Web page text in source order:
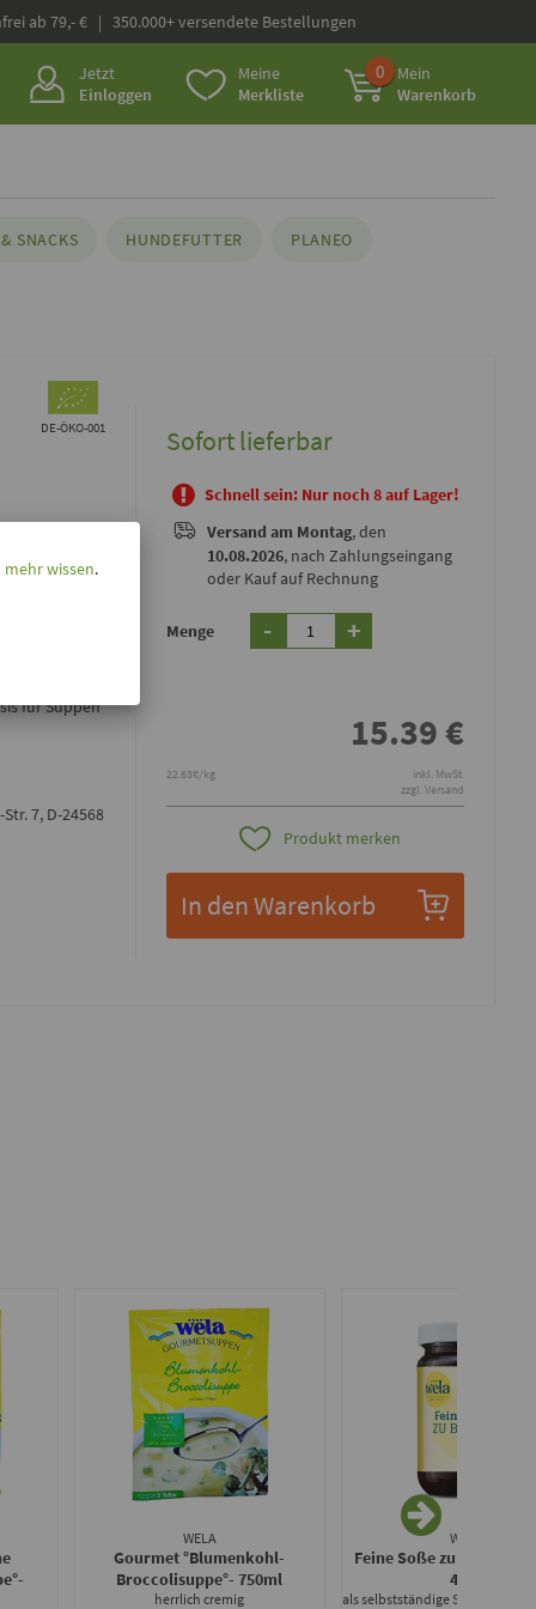
ab 79,- € | 350.000+ versendete Bestellungen
Jetzt
Einloggen
Meine
Merkliste
0
Mein
Warenkorb
SNACKS HUNDEFUTTER PLANEO
DE-ÖKO-001
für Suppen
7, D-24568
Sofort lieferbar
Schnell sein: Nur noch 8 auf Lager!
Versand am Montag, den
10.08.2026, nach Zahlungseingang
oder Kauf auf Rechnung
Menge - +
15.39€
22.63€/kg
inkl. MwSt.
zzgl. Versand
Produkt merken
In den Warenkorb
-
WELA
Gourmet °Blumenkohl-
Broccolisuppe°- 750ml
herrlich cremig
WELA
Feine Soße zu Braten
460g
wissen.